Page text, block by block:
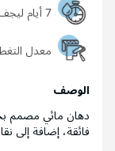
7 أيام ليجف السطح تماماً
معدل
الوصف
دهان مائي مصمم
فائقة، إضافة إلى